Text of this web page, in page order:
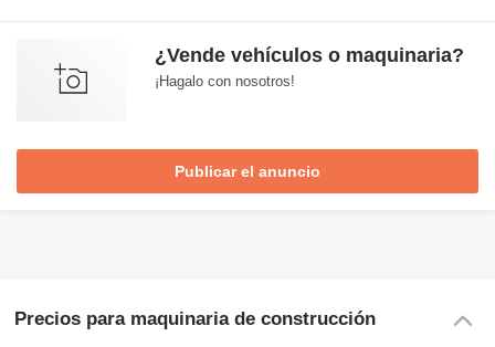
¿Vende vehículos o maquinaria?
¡Hagalo con nosotros!
Publicar el anuncio
Precios para maquinaria de construcción